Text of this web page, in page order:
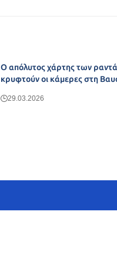
Ο απόλυτος χάρτης των
κρυφτούν οι κάμερες στη
29.03.2026